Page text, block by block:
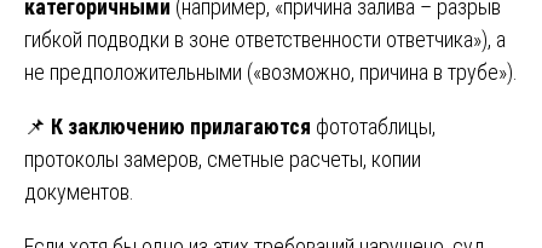
категоричными (например, «причина залива – разрыв
гибкой подводки в зоне ответственности ответчика»), а
не предположительными («возможно, причина в трубе»).
📌 К заключению прилагаются фототаблицы,
протоколы замеров, сметные расчеты, копии
документов.